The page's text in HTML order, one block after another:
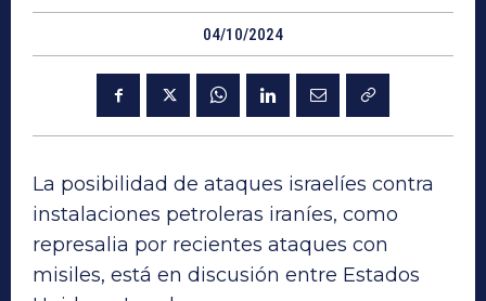
04/10/2024
La posibilidad de ataques israelíes contra
instalaciones petroleras iraníes, como
represalia por recientes ataques con
misiles, está en discusión entre Estados